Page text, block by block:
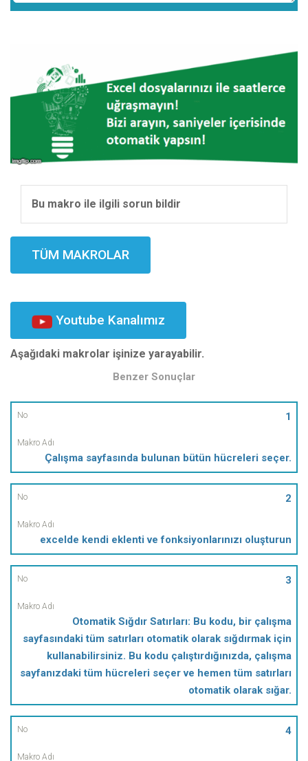
Bu makro ile ilgili sorun bildir
TÜM MAKROLAR
Youtube Kanalımız
Aşağıdaki makrolar işinize yarayabilir.
Benzer Sonuçlar
No
Makro
1
Çalışma sayfasında bulunan bütün hücreleri seçer.
2
excelde kendi eklenti ve fonksiyonlarınızı oluşturun
3
Otomatik Sığdır Satırları: Bu kodu, bir çalışma
sayfasındaki tüm satırları otomatik olarak sığdırmak için
kullanabilirsiniz. Bu kodu çalıştırdığınızda, çalışma
sayfanızdaki tüm hücreleri seçer ve hemen tüm satırları
otomatik olarak sığar.
4